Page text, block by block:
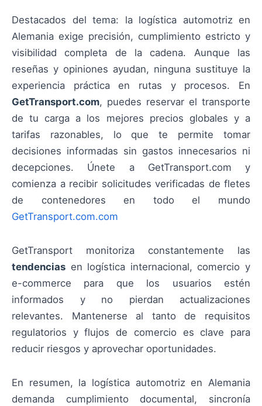
Destacados del tema: la logística automotriz en
Alemania exige precisión, cumplimiento estricto y
visibilidad completa de la cadena. Aunque las
reseñas y opiniones ayudan, ninguna sustituye la
experiencia práctica en rutas y procesos. En
GetTransport.com, puedes reservar el transporte
de tu carga a los mejores precios globales y a
tarifas razonables, lo que te permite tomar
decisiones informadas sin gastos innecesarios ni
decepciones. Únete a GetTransport.com y
comienza a recibir solicitudes verificadas de fletes
de contenedores en todo el mundo
GetTransport.com.com
GetTransport monitoriza constantemente las
tendencias en logística internacional, comercio y
e-commerce para que los usuarios estén
informados y no pierdan actualizaciones
relevantes. Mantenerse al tanto de requisitos
regulatorios y flujos de comercio es clave para
reducir riesgos y aprovechar oportunidades.
En resumen, la logística automotriz en Alemania
demanda cumplimiento documental, sincronía